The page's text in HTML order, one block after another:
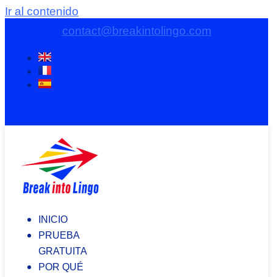
Ir al contenido
contact@breakintolingo.com
INICIO
PRUEBA
GRATUITA
POR QUÉ